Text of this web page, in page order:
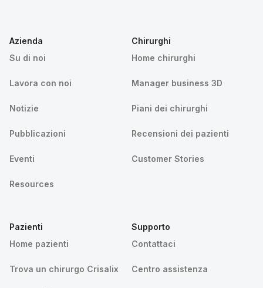
Azienda
Su di noi
Lavora con noi
Notizie
Pubblicazioni
Eventi
Resources
Chirurghi
Home chirurghi
Manager business 3D
Piani dei chirurghi
Recensioni dei pazienti
Customer Stories
Pazienti
Home pazienti
Trova un chirurgo Crisalix
Supporto
Contattaci
Centro assistenza